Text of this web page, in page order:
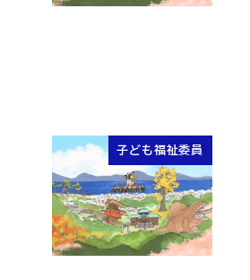
子ども福祉委員